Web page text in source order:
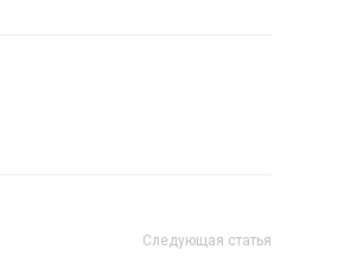
Следующая статья